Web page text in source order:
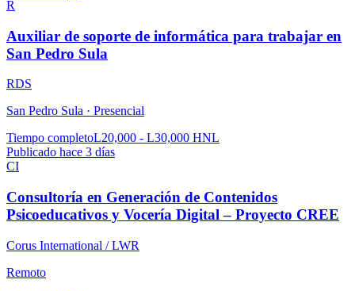
R
Auxiliar de soporte de informática para trabajar en
San Pedro Sula
RDS
San Pedro Sula · Presencial
Tiempo completoL20,000 - L30,000 HNL
Publicado hace 3 días
CI
Consultoría en Generación de Contenidos
Psicoeducativos y Vocería Digital – Proyecto CREE
Corus International / LWR
Remoto